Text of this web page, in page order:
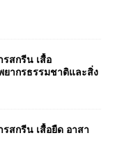
รสกรีน เสื้อ
ากรธรรมชาติและสิ่ง
รสกรีน เสื้อยืด อาสา